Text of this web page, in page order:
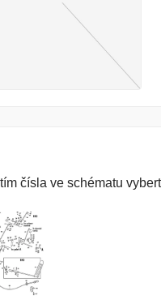
čísla ve schématu